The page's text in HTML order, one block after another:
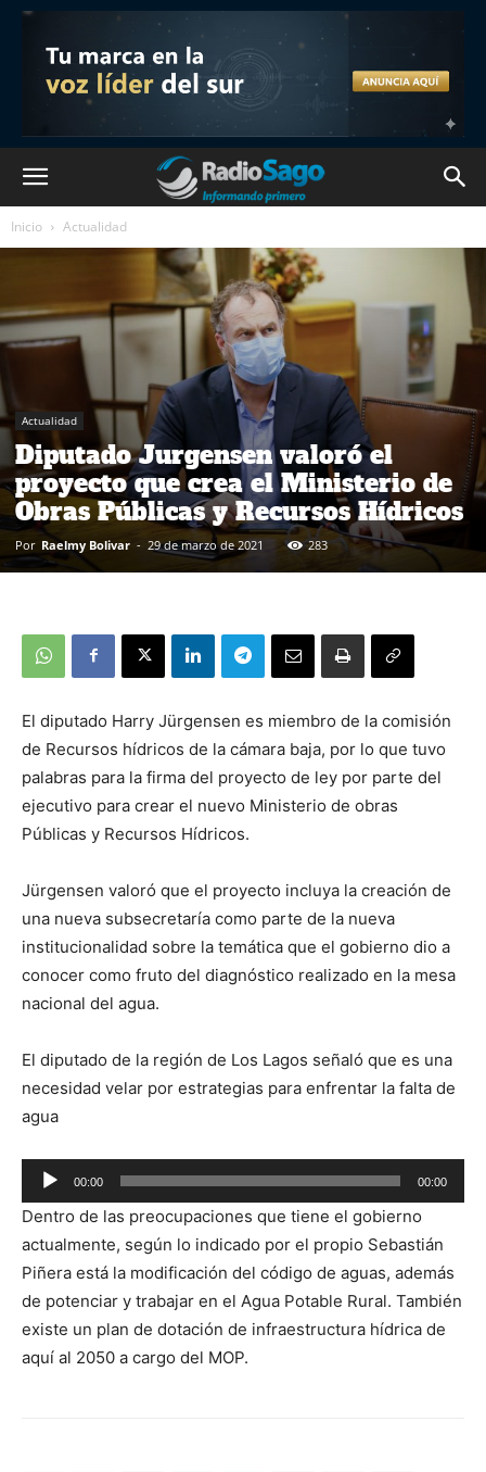
Inicio Actualidad
Actualidad
Diputado Jurgensen valoró el
proyecto que crea el Ministerio de
Obras Públicas y Recursos Hídricos
Por Raelmy Bolivar - 29 de marzo de 2021 283
El diputado Harry Jürgensen es miembro de la comisión
de Recursos hídricos de la cámara baja, por lo que tuvo
palabras para la firma del proyecto de ley por parte del
ejecutivo para crear el nuevo Ministerio de obras
Públicas y Recursos Hídricos.
Jürgensen valoró que el proyecto incluya la creación de
una nueva subsecretaría como parte de la nueva
institucionalidad sobre la temática que el gobierno dio a
conocer como fruto del diagnóstico realizado en la mesa
nacional del agua.
El diputado de la región de Los Lagos señaló que es una
necesidad velar por estrategias para enfrentar la falta de
agua
Reproductor
de
audio
00:00 00:00
Dentro de las preocupaciones que tiene el gobierno
actualmente, según lo indicado por el propio Sebastián
Piñera está la modificación del código de aguas, además
de potenciar y trabajar en el Agua Potable Rural. También
existe un plan de dotación de infraestructura hídrica de
aquí al 2050 a cargo del MOP.